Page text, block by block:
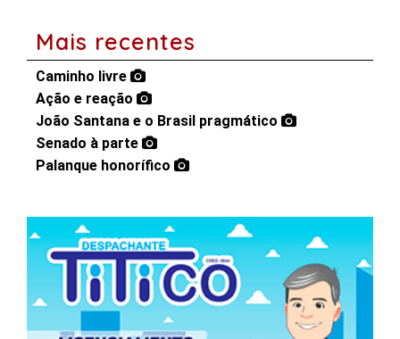
Mais recentes
Caminho livre
Ação e reação
João Santana e o Brasil pragmático
Senado à parte
Palanque honorífico